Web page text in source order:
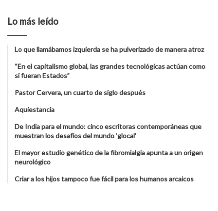
Lo más leído
Lo que llamábamos izquierda se ha pulverizado de manera atroz
“En el capitalismo global, las grandes tecnológicas actúan como
si fueran Estados”
Pastor Cervera, un cuarto de siglo después
Aquiestancia
De India para el mundo: cinco escritoras contemporáneas que
muestran los desafíos del mundo ‘glocal’
El mayor estudio genético de la fibromialgia apunta a un origen
neurológico
Criar a los hijos tampoco fue fácil para los humanos arcaicos